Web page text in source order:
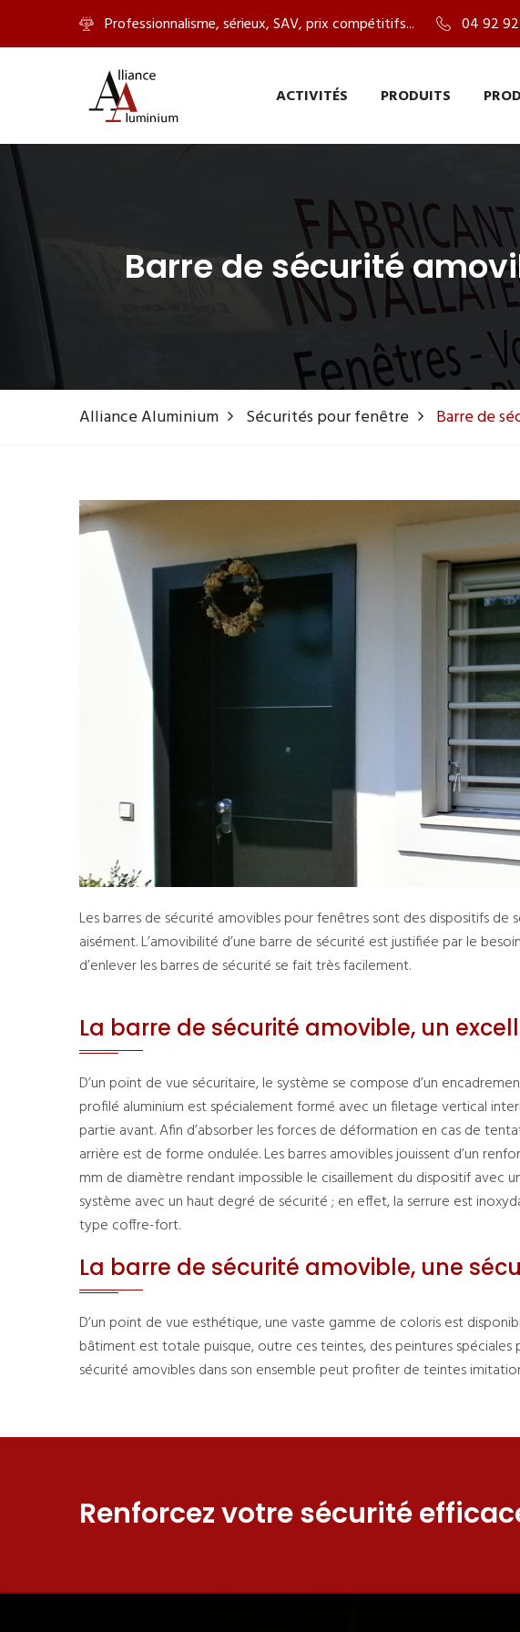
Professionnalisme, sérieux, SAV, prix compétitifs... 04 92
ACTIVITÉS PRODUITS
Barre de sécurité
Alliance Aluminium Sécurités pour fenêtre Barre de
Les barres de sécurité amovibles pour fenêtres sont des dispositifs
aisément. L’amovibilité d’une barre de sécurité est justifiée par le
d’enlever les barres de sécurité se fait très facilement.
La barre de sécurité amovible, un
D’un point de vue sécuritaire, le système se compose d’un
profilé aluminium est spécialement formé avec un filetage vertical
partie avant. Afin d’absorber les forces de déformation en cas de
arrière est de forme ondulée. Les barres amovibles jouissent d’un
mm de diamètre rendant impossible le cisaillement du dispositif avec
système avec un haut degré de sécurité ; en effet, la serrure est
type coffre-fort.
La barre de sécurité amovible, une
D’un point de vue esthétique, une vaste gamme de coloris est
bâtiment est totale puisque, outre ces teintes, des peintures
sécurité amovibles dans son ensemble peut profiter de teintes
Renforcez votre sécurité